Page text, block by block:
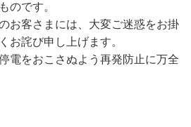
のです。
お客さまには、大変ご迷惑をお掛
お詫び申し上げます。
電をおこさぬよう再発防止に万全